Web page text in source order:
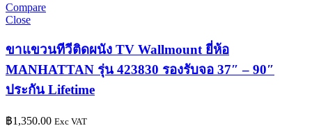
Compare
Close
ขาแขวนทีวีติดผนัง TV Wallmount ยี่ห้อ
MANHATTAN รุ่น 423830 รองรับจอ 37″ – 90″
ประกัน Lifetime
฿1,350.00 Exc VAT